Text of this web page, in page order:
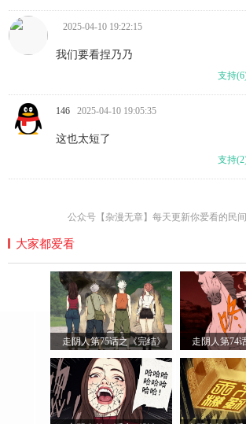
2025-04-10 19:22:15
我们要看捏乃乃
支持(6
146 2025-04-10 19:05:35
这也太短了
支持(2
公众号【杂漫无章】每天更新你爱看的民
大家都爱看
走阴人第75话之《完结》 走阴人第74